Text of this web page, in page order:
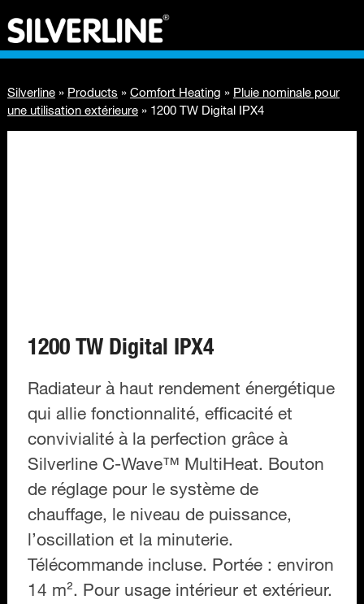
Silverline» Products » Comfort Heating » Pluie nominale pour
une utilisation extérieure» 1200 TW Digital IPX4
1200 TW Digital IPX4
Radiateur à haut rendement énergétique
qui allie fonctionnalité, efficacité et
convivialité à la perfection grâce à
Silverline C-Wave™ MultiHeat. Bouton
de réglage pour le système de
chauffage, le niveau de puissance,
l’oscillation et la minuterie.
Télécommande incluse. Portée : environ
14 m². Pour usage intérieur et extérieur.